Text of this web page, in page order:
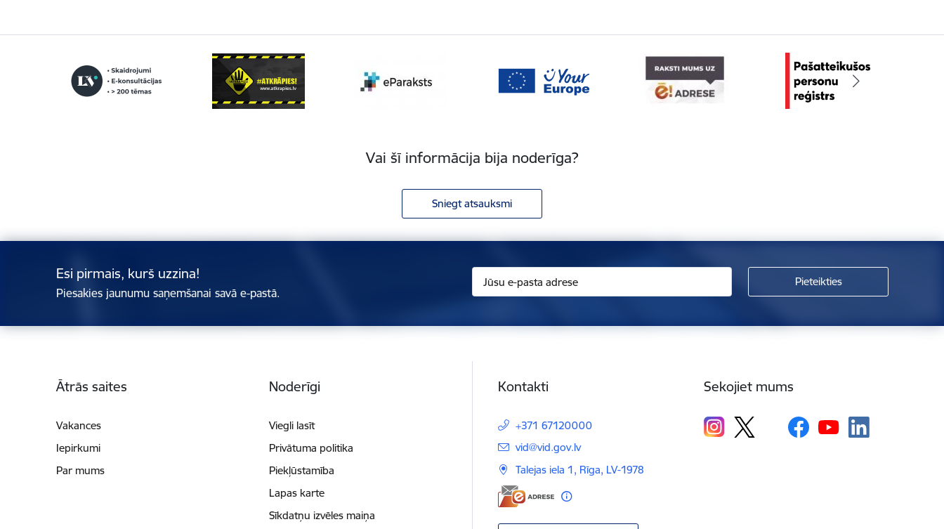
Vai šī informācija bija noderīga?
Sniegt atsauksmi
Esi pirmais, kurš uzzina!
Piesakies jaunumu saņemšanai savā e-pastā.
Ātrās saites
Vakances
Iepirkumi
Par mums
Noderīgi
Viegli lasīt
Privātuma politika
Piekļūstamība
Lapas karte
Sīkdatņu izvēles maiņa
Kontakti
+371 67120000
E-pasts:
vid@vid.gov.lv
Talejas iela 1, Rīga, LV-1978
Sekojiet mums